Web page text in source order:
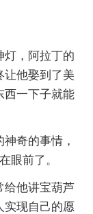
灯，阿拉丁的
让他娶到了美
西一下子就能
奇的事情，
眼前了。
给他讲宝葫芦
实现自己的愿